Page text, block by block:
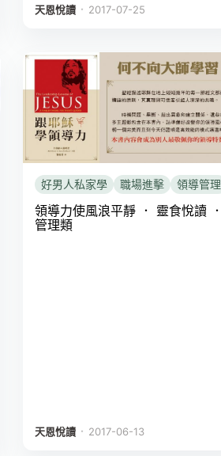
天恩悅讀． 2017-07-25
好男人私家學 職場進擊 領導管理
領導力使風浪平靜 ． 靈食悅讀 ．
管理類
天恩悅讀． 2017-06-13